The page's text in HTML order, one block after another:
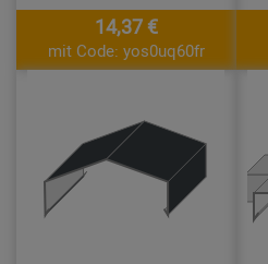
14,37 €
mit Code: yos0uq60fr